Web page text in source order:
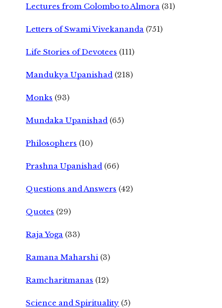
Lectures from Colombo to Almora (31)
Letters of Swami Vivekananda (751)
Life Stories of Devotees (111)
Mandukya Upanishad (218)
Monks (93)
Mundaka Upanishad (65)
Philosophers (10)
Prashna Upanishad (66)
Questions and Answers (42)
Quotes (29)
Raja Yoga (33)
Ramana Maharshi (3)
Ramcharitmanas (12)
Science and Spirituality (5)